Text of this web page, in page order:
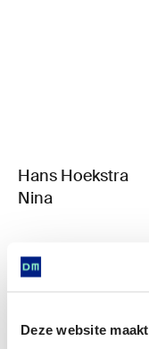
Deze website
Hans Hoekstra
Nina